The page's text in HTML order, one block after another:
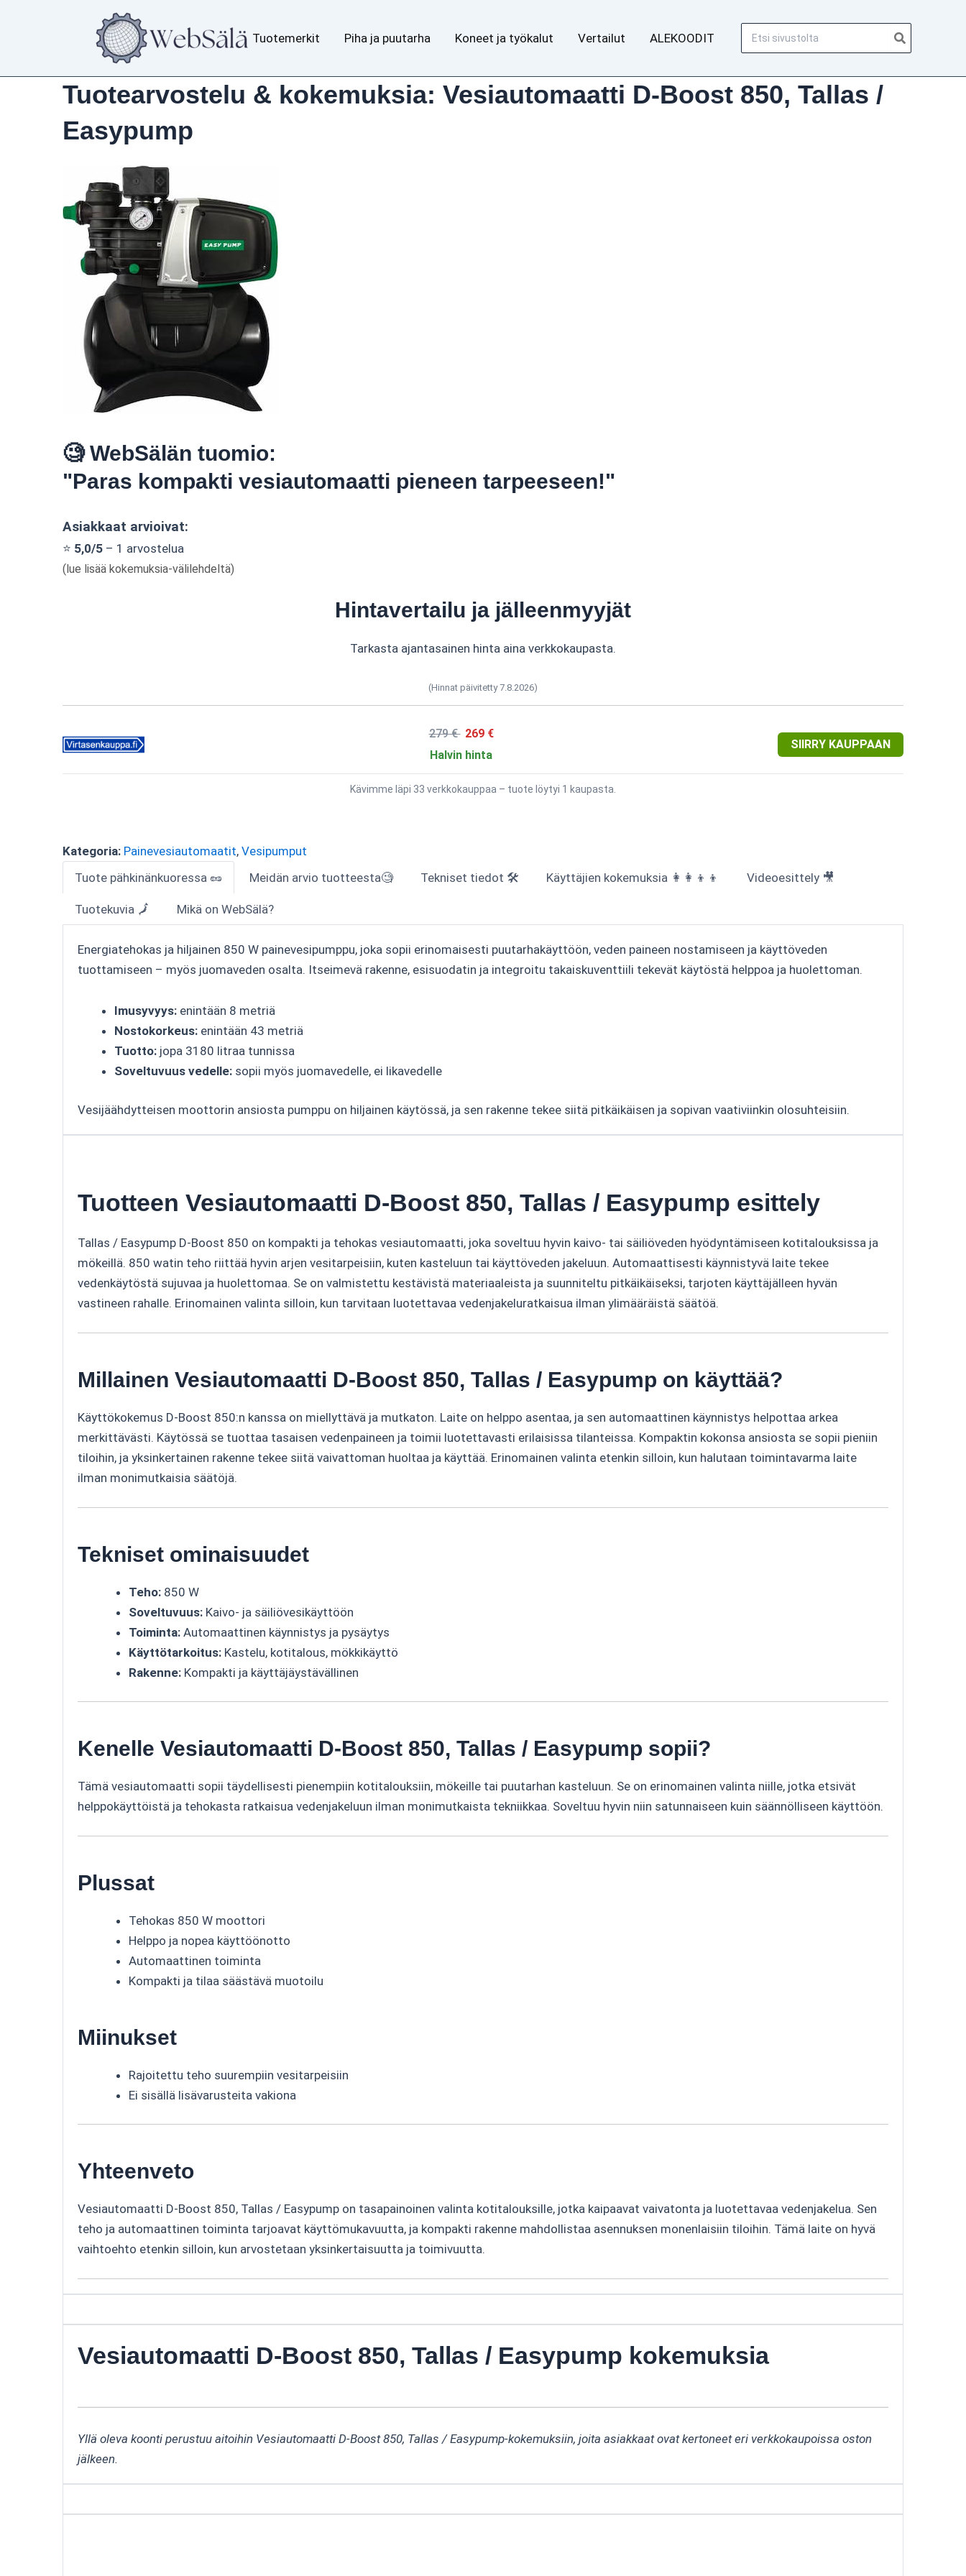
Tuotemerkit Piha ja puutarha Koneet ja työkalut Vertailut ALEKOODIT
Tuotearvostelu & kokemuksia: Vesiautomaatti D-Boost 850, Tallas /
Easypump
🧐 WebSälän tuomio:
"Paras kompakti vesiautomaatti pieneen tarpeeseen!"
Asiakkaat arvioivat:
⭐ 5,0/5 – 1 arvostelua
(lue lisää kokemuksia-välilehdeltä)
Hintavertailu ja jälleenmyyjät
Tarkasta ajantasainen hinta aina verkkokaupasta.
(Hinnat päivitetty 7.8.2026)
279 € 269 €
Halvin hinta
SIIRRY KAUPPAAN
Kävimme läpi 33 verkkokauppaa – tuote löytyi 1 kaupasta.
Kategoria: Painevesiautomaatit, Vesipumput
Tuote pähkinänkuoressa 🥜
Meidän arvio tuotteesta🧐 Tekniset tiedot 🛠 Käyttäjien kokemuksia 👩‍👩‍👦‍👦 Videoesittely 🎥
Tuotekuvia 🗾 Mikä on WebSälä?
Energiatehokas ja hiljainen 850 W painevesipumppu, joka sopii erinomaisesti puutarhakäyttöön, veden paineen nostamiseen ja käyttöveden
tuottamiseen – myös juomaveden osalta. Itseimevä rakenne, esisuodatin ja integroitu takaiskuventtiili tekevät käytöstä helppoa ja huolettoman.
Imusyvyys: enintään 8 metriä
Nostokorkeus: enintään 43 metriä
Tuotto: jopa 3180 litraa tunnissa
Soveltuvuus vedelle: sopii myös juomavedelle, ei likavedelle
Vesijäähdytteisen moottorin ansiosta pumppu on hiljainen käytössä, ja sen rakenne tekee siitä pitkäikäisen ja sopivan vaativiinkin olosuhteisiin.
Tuotteen Vesiautomaatti D-Boost 850, Tallas / Easypump esittely
Tallas / Easypump D-Boost 850 on kompakti ja tehokas vesiautomaatti, joka soveltuu hyvin kaivo- tai säiliöveden hyödyntämiseen kotitalouksissa ja
mökeillä. 850 watin teho riittää hyvin arjen vesitarpeisiin, kuten kasteluun tai käyttöveden jakeluun. Automaattisesti käynnistyvä laite tekee
vedenkäytöstä sujuvaa ja huolettomaa. Se on valmistettu kestävistä materiaaleista ja suunniteltu pitkäikäiseksi, tarjoten käyttäjälleen hyvän
vastineen rahalle. Erinomainen valinta silloin, kun tarvitaan luotettavaa vedenjakeluratkaisua ilman ylimääräistä säätöä.
Millainen Vesiautomaatti D-Boost 850, Tallas / Easypump on käyttää?
Käyttökokemus D-Boost 850:n kanssa on miellyttävä ja mutkaton. Laite on helppo asentaa, ja sen automaattinen käynnistys helpottaa arkea
merkittävästi. Käytössä se tuottaa tasaisen vedenpaineen ja toimii luotettavasti erilaisissa tilanteissa. Kompaktin kokonsa ansiosta se sopii pieniin
tiloihin, ja yksinkertainen rakenne tekee siitä vaivattoman huoltaa ja käyttää. Erinomainen valinta etenkin silloin, kun halutaan toimintavarma laite
ilman monimutkaisia säätöjä.
Tekniset ominaisuudet
Teho: 850 W
Soveltuvuus: Kaivo- ja säiliövesikäyttöön
Toiminta: Automaattinen käynnistys ja pysäytys
Käyttötarkoitus: Kastelu, kotitalous, mökkikäyttö
Rakenne: Kompakti ja käyttäjäystävällinen
Kenelle Vesiautomaatti D-Boost 850, Tallas / Easypump sopii?
Tämä vesiautomaatti sopii täydellisesti pienempiin kotitalouksiin, mökeille tai puutarhan kasteluun. Se on erinomainen valinta niille, jotka etsivät
helppokäyttöistä ja tehokasta ratkaisua vedenjakeluun ilman monimutkaista tekniikkaa. Soveltuu hyvin niin satunnaiseen kuin säännölliseen käyttöön.
Plussat
Tehokas 850 W moottori
Helppo ja nopea käyttöönotto
Automaattinen toiminta
Kompakti ja tilaa säästävä muotoilu
Miinukset
Rajoitettu teho suurempiin vesitarpeisiin
Ei sisällä lisävarusteita vakiona
Yhteenveto
Vesiautomaatti D-Boost 850, Tallas / Easypump on tasapainoinen valinta kotitalouksille, jotka kaipaavat vaivatonta ja luotettavaa vedenjakelua. Sen
teho ja automaattinen toiminta tarjoavat käyttömukavuutta, ja kompakti rakenne mahdollistaa asennuksen monenlaisiin tiloihin. Tämä laite on hyvä
vaihtoehto etenkin silloin, kun arvostetaan yksinkertaisuutta ja toimivuutta.
Vesiautomaatti D-Boost 850, Tallas / Easypump kokemuksia
Yllä oleva koonti perustuu aitoihin Vesiautomaatti D-Boost 850, Tallas / Easypump-kokemuksiin, joita asiakkaat ovat kertoneet eri verkkokaupoissa oston
jälkeen.